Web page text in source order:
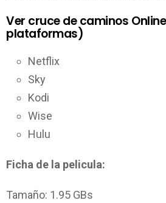
Ver cruce de caminos
plataformas)
Netflix
Sky
Kodi
Wise
Hulu
Ficha de la pelicula:
Tamaño: 1.95 GBs